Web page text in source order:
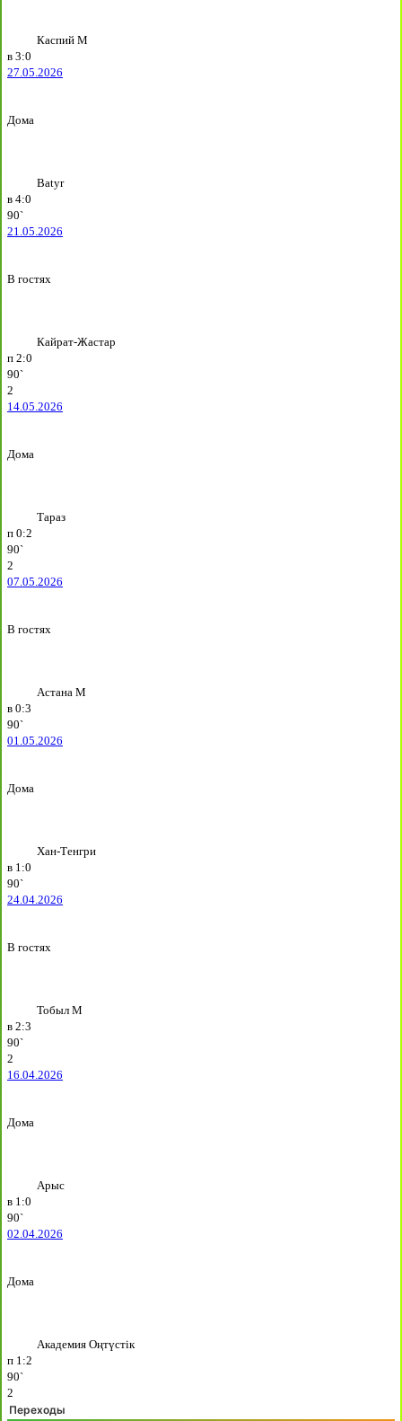
Каспий М
в 3:0
27.05.2026
Дома
Batyr
в 4:0
90`
21.05.2026
В гостях
Кайрат-Жастар
п 2:0
90`
2
14.05.2026
Дома
Тараз
п 0:2
90`
2
07.05.2026
В гостях
Астана М
в 0:3
90`
01.05.2026
Дома
Хан-Тенгри
в 1:0
90`
24.04.2026
В гостях
Тобыл М
в 2:3
90`
2
16.04.2026
Дома
Арыс
в 1:0
90`
02.04.2026
Дома
Академия Оңтүстік
п 1:2
90`
2
Переходы